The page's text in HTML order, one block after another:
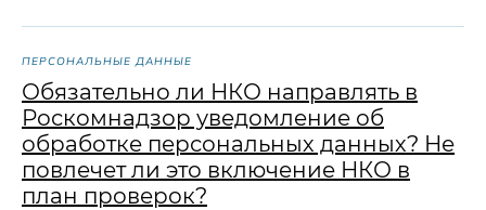
ПЕРСОНАЛЬНЫЕ ДАННЫЕ
Обязательно ли НКО направлять в
Роскомнадзор уведомление об
обработке персональных данных? Не
повлечет ли это включение НКО в
план проверок?